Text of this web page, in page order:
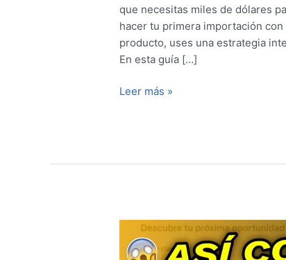
que necesitas miles de dólares
hacer tu primera importación
producto, uses una estrategia
En esta guía […]
Leer más »
Cómo
Encontrar